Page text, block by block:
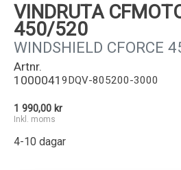
VINDRUTA
450/520
WINDSHIELD CFORCE
Artnr.
1000041 9DQV-805200-3000
1 990,00 kr
Inkl. moms
4-10 dagar